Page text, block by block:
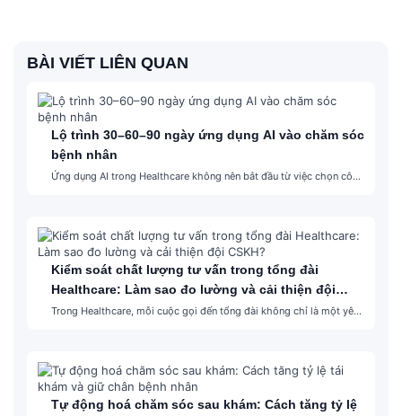
BÀI VIẾT LIÊN QUAN
Lộ trình 30–60–90 ngày ứng dụng AI vào chăm sóc
bệnh nhân
Ứng dụng AI trong Healthcare không nên bắt đầu từ việc chọn công
Kiểm soát chất lượng tư vấn trong tổng đài
Healthcare: Làm sao đo lường và cải thiện đội
CSKH?
Trong Healthcare, mỗi cuộc gọi đến tổng đài không chỉ là một yêu
Tự động hoá chăm sóc sau khám: Cách tăng tỷ lệ